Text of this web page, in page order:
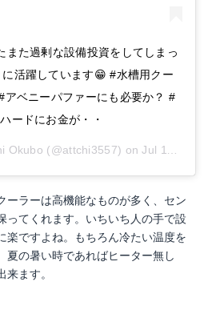
また過剰な設備投資をしてしまっ
活躍しています😁 #水槽用クー
アベニーパファーにも必要か？ #
ードにお金が・・
Okubo (@attchi3557) onJul 11, 2018 at 6:26pm PDT
ーラーは高機能なものが多く、セン
ってくれます。いちいち人の手で設
楽ですよね。もちろん冷たい温度を
夏の暑い時であればヒーター無し
ます。